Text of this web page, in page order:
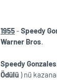
1955-Speedy
Warner Bros.
Speedy Gonzales
Ödülü ) nü